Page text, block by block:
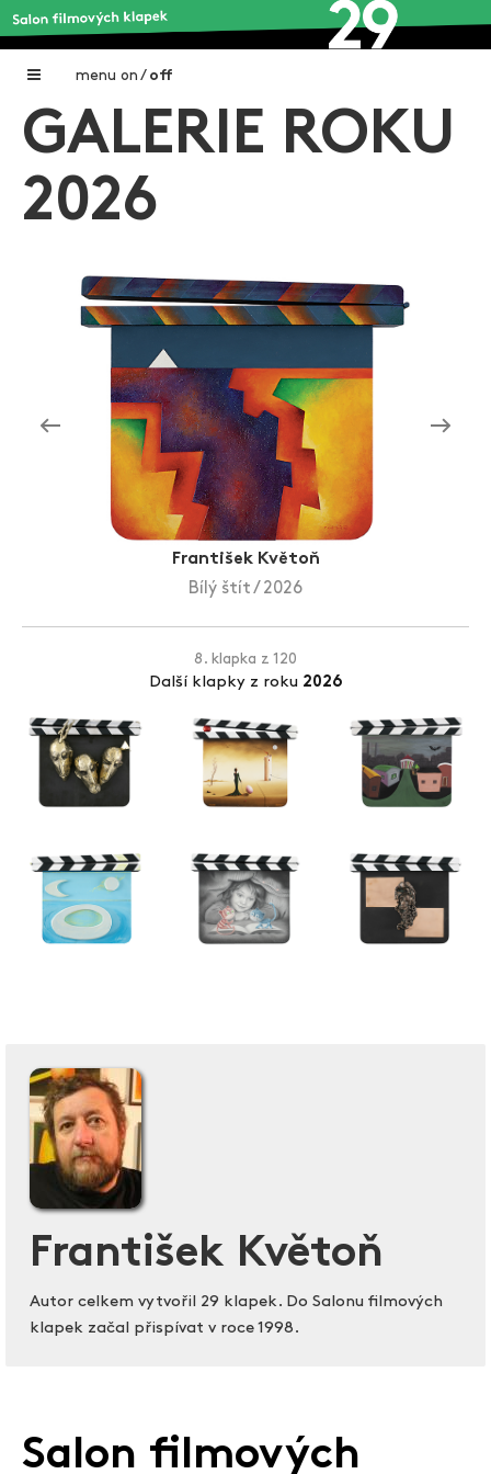
menu on / off
Home
Galerie filmových klapek
O projektu
Aktuální výstavy
Aukce filmových klapek
Aktuality
Zlín Film Festival
GALERIE ROKU
2026
František Květoň
Bílý štít / 2026
8. klapka z 120
Další klapky z roku 2026
František Květoň
Autor celkem vytvořil 29 klapek. Do Salonu filmových
klapek začal přispívat v roce 1998.
Salon filmových